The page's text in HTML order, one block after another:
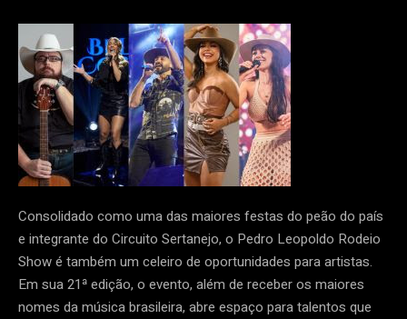
Consolidado como uma das maiores festas do peão do país
e integrante do Circuito Sertanejo, o Pedro Leopoldo Rodeio
Show é também um celeiro de oportunidades para artistas.
Em sua 21ª edição, o evento, além de receber os maiores
nomes da música brasileira, abre espaço para talentos que